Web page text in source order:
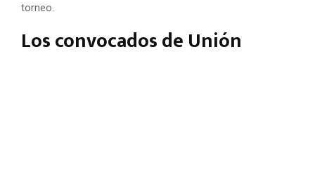
torneo.
Los convocados de Unión